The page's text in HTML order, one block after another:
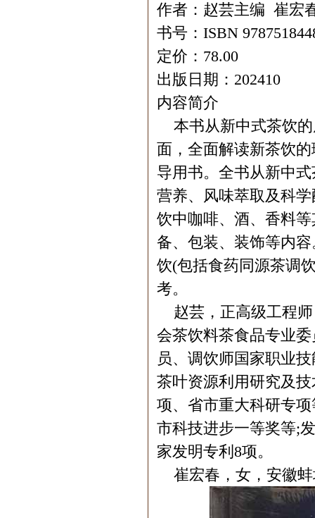
作者：赵芸主编 崔宏
书号：ISBN
定价：78.00
出版日期：202410
内容简介
本书从新中式茶饮的
面，全面解读新茶饮
导用书。全书从新中
营养、风味萃取及科
饮中咖啡、酒、香料
备、包装、装饰等内
饮(包括食药同源茶调
考。
赵芸，正高级工程师
会茶饮料茶食品专业
员、调饮师国家职业
茶叶资源利用研究及
项、省市重大科研专
市科技进步一等奖等;
家发明专利8项。
崔宏春，女，安徽蚌